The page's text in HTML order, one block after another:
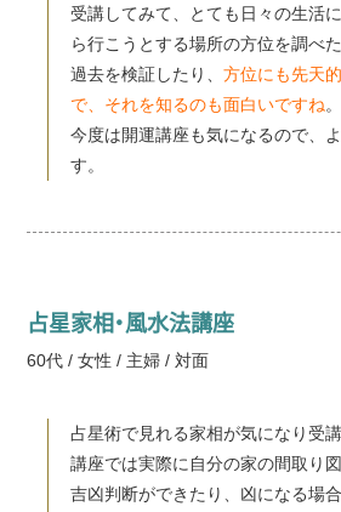
受講してみて、とても日々の生活
ら行こうとする場所の方位を調べた
過去を検証したり、方位にも先天
で、それを知るのも面白いですね。
今度は開運講座も気になるので、
す。
占星家相・風水法講座
60代 / 女性 / 主婦 / 対面
占星術で見れる家相が気になり受講
講座では実際に自分の家の間取り
吉凶判断ができたり、凶になる場